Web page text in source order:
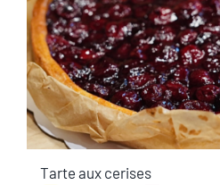
Tarte aux cerises